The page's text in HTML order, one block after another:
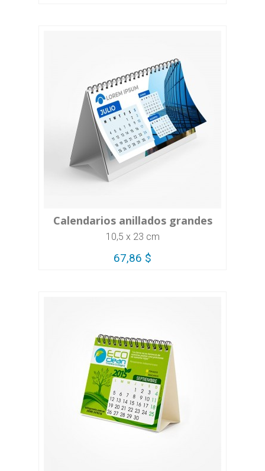
Calendarios anillados grandes
10,5 x 23 cm
67,86 $